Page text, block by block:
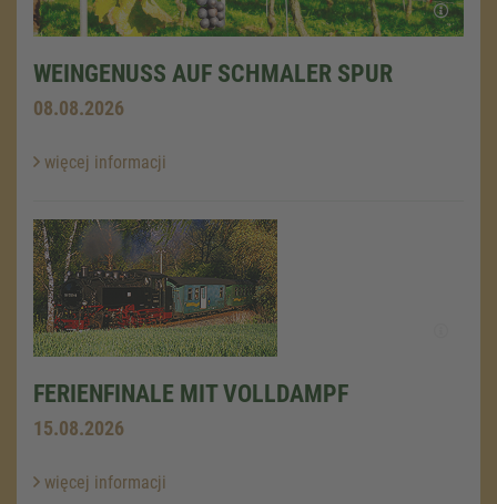
WEINGENUSS AUF SCHMALER SPUR
08.08.2026
więcej informacji
FERIENFINALE MIT VOLLDAMPF
15.08.2026
więcej informacji